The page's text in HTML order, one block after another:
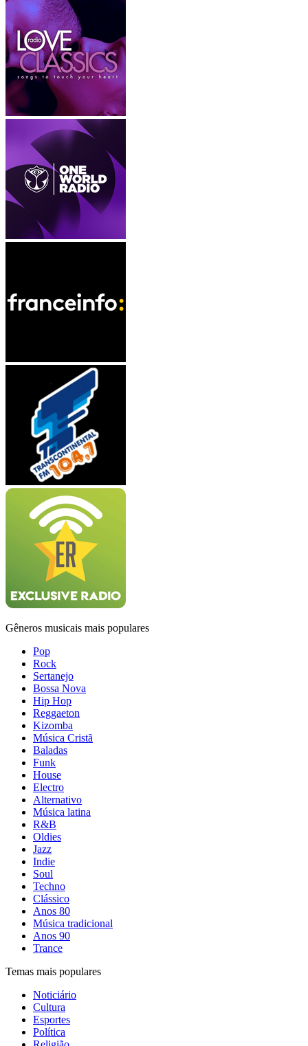
Gêneros musicais mais populares
Pop
Rock
Sertanejo
Bossa Nova
Hip Hop
Reggaeton
Kizomba
Música Cristã
Baladas
Funk
House
Electro
Alternativo
Música latina
R&B
Oldies
Jazz
Indie
Soul
Techno
Clássico
Anos 80
Música tradicional
Anos 90
Trance
Temas mais populares
Noticiário
Cultura
Esportes
Política